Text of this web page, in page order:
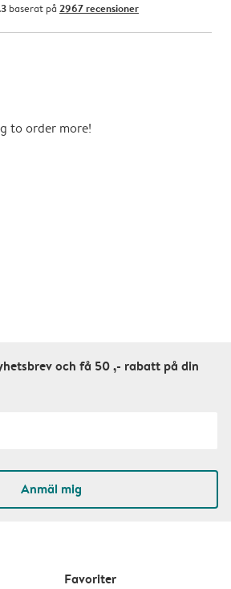
baserat på 2967 recensioner
to order more!
pagination
och få 50 ,- rabatt på din
Anmäl mig
Favoriter